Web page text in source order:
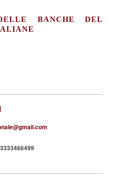
BANCHE DEL